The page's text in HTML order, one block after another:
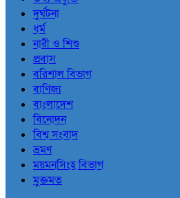
দুর্ঘটনা
ধর্ম
নারী ও শিশু
প্রবাস
বরিশাল বিভাগ
বাণিজ্য
বাংলাদেশ
বিনোদন
বিশ্ব সংবাদ
ভ্রমণ
ময়মনসিংহ বিভাগ
মুক্তমত